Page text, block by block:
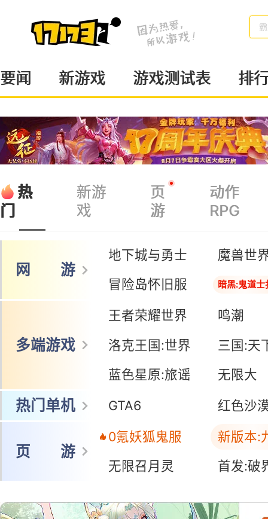
要闻 新游戏 游戏测试表 排
热
门
新游
戏
页
游
动作
RPG
网 游
地下城与勇士
魔兽世
冒险岛怀旧服
暗黑:鬼道士
多端游戏
王者荣耀世界
鸣潮
洛克王国:世界
三国:天
蓝色星原:旅谣
无限大
热门单机 GTA6 红色沙
页 游
0氪妖狐鬼服
新版本:
无限召月灵
首发:破